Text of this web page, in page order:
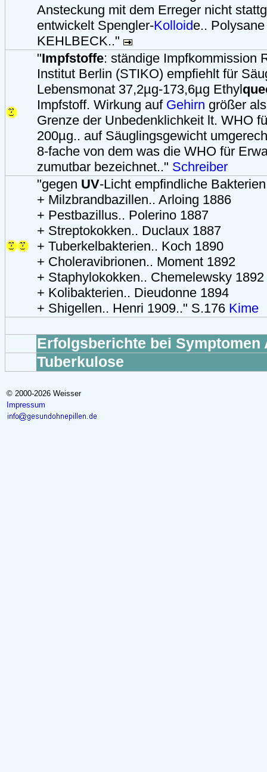
Ansteckung mit dem Erreger nicht
entwickelt Spengler-Kolloide..
KEHLBECK.."
"Impfstoffe: ständige Impfkommission
Institut Berlin (STIKO) empfiehlt für
Lebensmonat 37,2µg-173,6µg Ethyl
Impfstoff. Wirkung auf Gehirn größer
Grenze der Unbedenklichkeit lt. WHO
200µg.. auf Säuglingsgewicht
8-fache von dem was die WHO für
zumutbar bezeichnet.." Schreiber
"gegen UV-Licht empfindliche
+ Milzbrandbazillen.. Arloing 1886
+ Pestbazillus.. Polerino 1887
+ Streptokokken.. Duclaux 1887
+ Tuberkelbakterien.. Koch 1890
+ Choleravibrionen.. Moment 1892
+ Staphylokokken.. Chemelewsky 1892
+ Kolibakterien.. Dieudonne 1894
+ Shigellen.. Henri 1909.." S.176 Kime
Erfolgsberichte bei Symptomen
Tuberkulose
© 2000-2026 Weisser
Impressum